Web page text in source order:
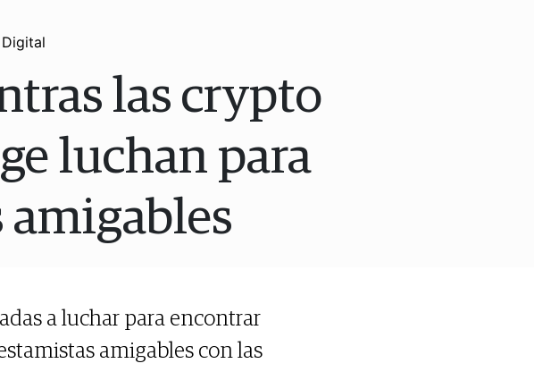
las crypto
luchan para
amigables
a luchar para encontrar
amigables con las